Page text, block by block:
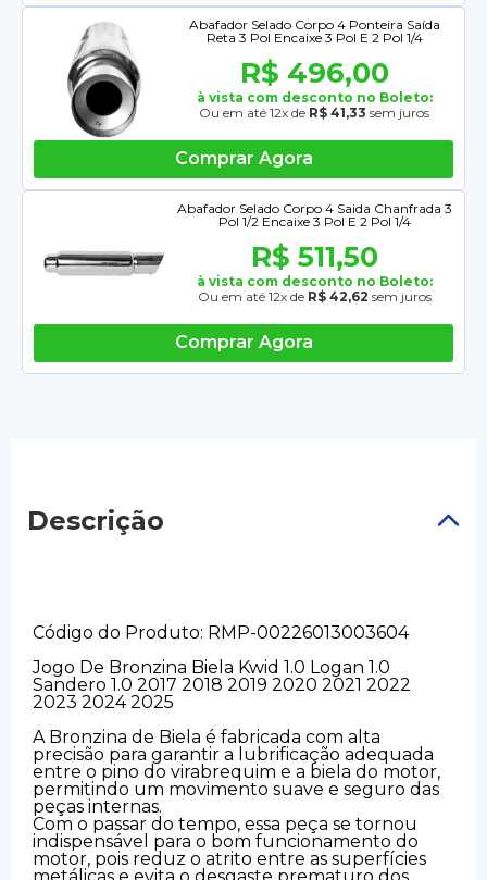
Abafador Selado Corpo 4 Ponteira Saída
Reta 3 Pol Encaixe 3 Pol E 2 Pol 1/4
R$ 496,00
à vista com desconto no Boleto:
Ou em até 12x de R$ 41,33 sem juros
Comprar Agora
Abafador Selado Corpo 4 Saida Chanfrada 3
Pol 1/2 Encaixe 3 Pol E 2 Pol 1/4
R$ 511,50
à vista com desconto no Boleto:
Ou em até 12x de R$ 42,62 sem juros
Comprar Agora
Descrição
Código do Produto: RMP-00226013003604
Jogo De Bronzina Biela Kwid 1.0 Logan 1.0
Sandero 1.0 2017 2018 2019 2020 2021 2022
2023 2024 2025
A Bronzina de Biela é fabricada com alta
precisão para garantir a lubrificação adequada
entre o pino do virabrequim e a biela do motor,
permitindo um movimento suave e seguro das
peças internas.
Com o passar do tempo, essa peça se tornou
indispensável para o bom funcionamento do
motor, pois reduz o atrito entre as superfícies
metálicas e evita o desgaste prematuro dos